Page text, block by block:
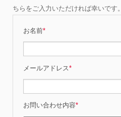
ちらをご入力いただければ幸いです。
お名前*
メールアドレス*
お問い合わせ内容*